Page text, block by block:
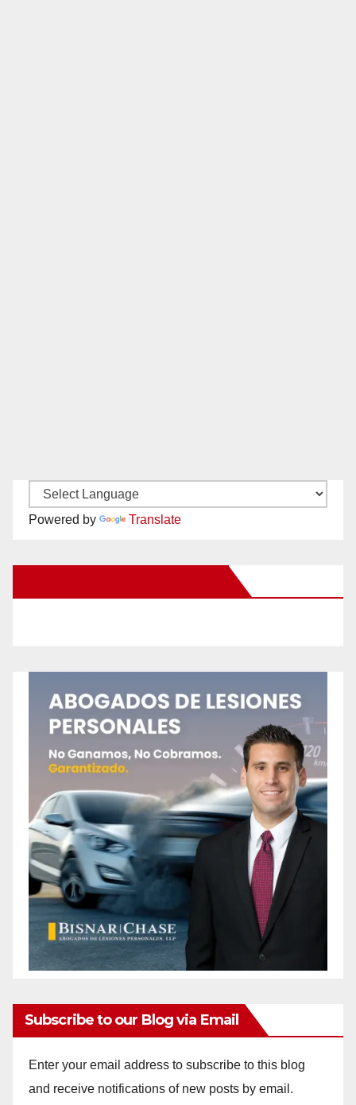
Powered by Translate
Subscribe to our Blog via Email
Enter your email address to subscribe to this blog
and receive notifications of new posts by email.